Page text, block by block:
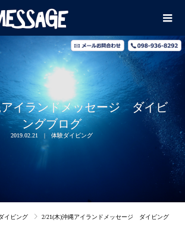
アイランドメッセージ ダイビ
ングブログ
2019.02.21 体験ダイビング
イビング
2/21(木)沖縄アイランドメッセージ ダイビング